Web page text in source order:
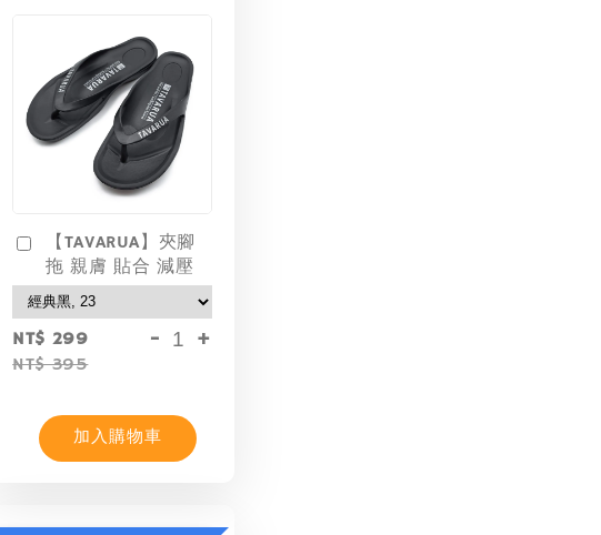
【TAVARUA】夾腳
拖 親膚 貼合 減壓
NT$ 299
NT$ 395
- +
加入購物車